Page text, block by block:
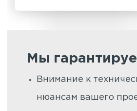
Мы
Внимание к
нюансам вашего